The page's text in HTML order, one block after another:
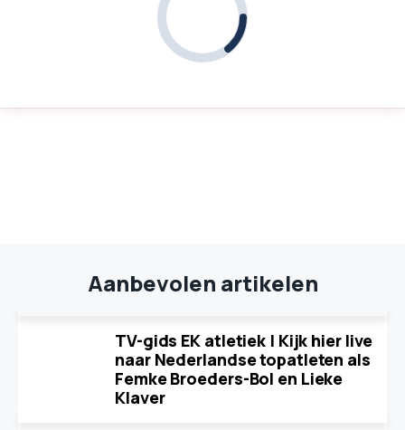
Aanbevolen artikelen
TV-gids EK atletiek | Kijk hier live
naar Nederlandse topatleten als
Femke Broeders-Bol en Lieke
Klaver